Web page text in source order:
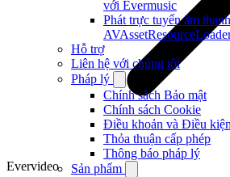
với Evermusic
Phát trực tuyến âm
Hỗ trợ
Liên hệ với chúng tôi
Pháp lý
Chính sách Bảo mật
Chính sách Cookie
Điều khoản và Điều kiện
Thỏa thuận cấp phép
Thông báo pháp lý
Sản phẩm
Evervideo